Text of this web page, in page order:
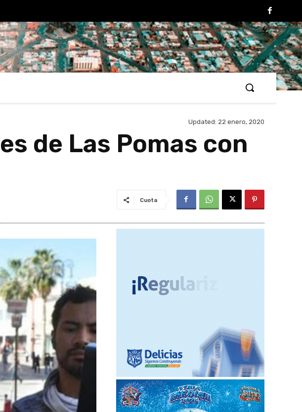
Updated: 22 enero, 2020
de Las Pomas con
Cuota